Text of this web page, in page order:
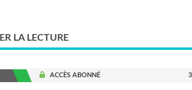
LA LECTURE
ACCÈS ABONNÉ